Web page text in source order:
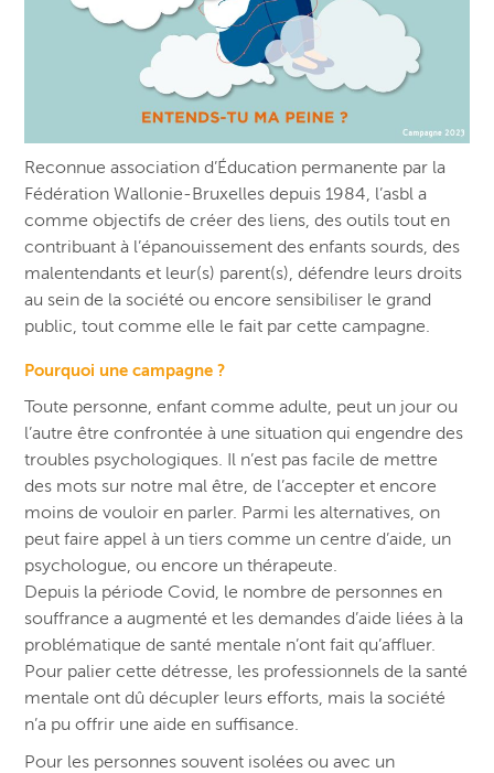
Reconnue association d’Éducation permanente par la
Fédération Wallonie-Bruxelles depuis 1984, l’asbl a
comme objectifs de créer des liens, des outils tout en
contribuant à l’épanouissement des enfants sourds, des
malentendants et leur(s) parent(s), défendre leurs droits
au sein de la société ou encore sensibiliser le grand
public, tout comme elle le fait par cette campagne.
Pourquoi une campagne ?
Toute personne, enfant comme adulte, peut un jour ou
l’autre être confrontée à une situation qui engendre des
troubles psychologiques. Il n’est pas facile de mettre
des mots sur notre mal être, de l’accepter et encore
moins de vouloir en parler. Parmi les alternatives, on
peut faire appel à un tiers comme un centre d’aide, un
psychologue, ou encore un thérapeute.
Depuis la période Covid, le nombre de personnes en
souffrance a augmenté et les demandes d’aide liées à la
problématique de santé mentale n’ont fait qu’affluer.
Pour palier cette détresse, les professionnels de la santé
mentale ont dû décupler leurs efforts, mais la société
n’a pu offrir une aide en suffisance.
Pour les personnes souvent isolées ou avec un